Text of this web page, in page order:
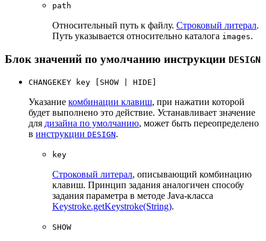
path
Относительный путь к файлу. Строковый литерал.
Путь указывается относительно каталога images.
Блок значений по умолчанию инструкции DESIGN
CHANGEKEY key [SHOW | HIDE]
Указание комбинации клавиш, при нажатии которой
будет выполнено это действие. Устанавливает значение
для дизайна по умолчанию, может быть переопределено
в инструкции DESIGN.
key
Строковый литерал, описывающий комбинацию
клавиш. Принцип задания аналогичен способу
задания параметра в методе Java-класса
Keystroke.getKeystroke(String).
SHOW